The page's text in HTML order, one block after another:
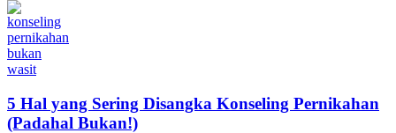
5 Hal yang Sering Disangka Konseling Pernikahan
(Padahal Bukan!)